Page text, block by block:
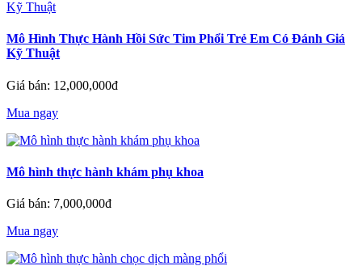
Mô Hình Thực Hành Hồi Sức Tim Phổi Trẻ Em Có Đánh Giá
Kỹ Thuật
Giá bán: 12,000,000đ
Mua ngay
Mô hình thực hành khám phụ khoa
Giá bán: 7,000,000đ
Mua ngay